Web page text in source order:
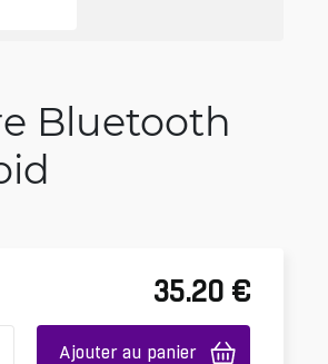
Bluetooth
35.20 €
Ajouter au panier